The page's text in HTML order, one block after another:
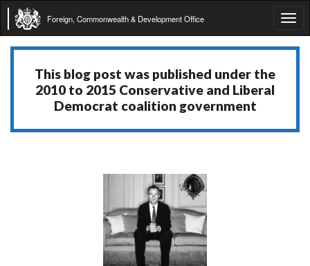
Foreign, Commonwealth & Development Office
This blog post was published under the
2010 to 2015 Conservative and Liberal
Democrat coalition government